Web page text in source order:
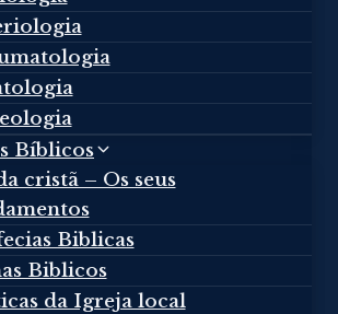
Bíblicos
cristã – Os seus
Biblicas
Biblicos
da Igreja local